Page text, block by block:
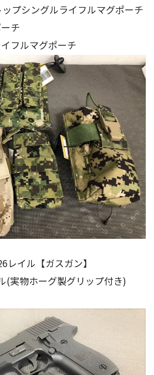
ップシングルライフルマグポーチ
チ
フルマグポーチ
レイル【ガスガン】
(実物ホーグ製グリップ付き)